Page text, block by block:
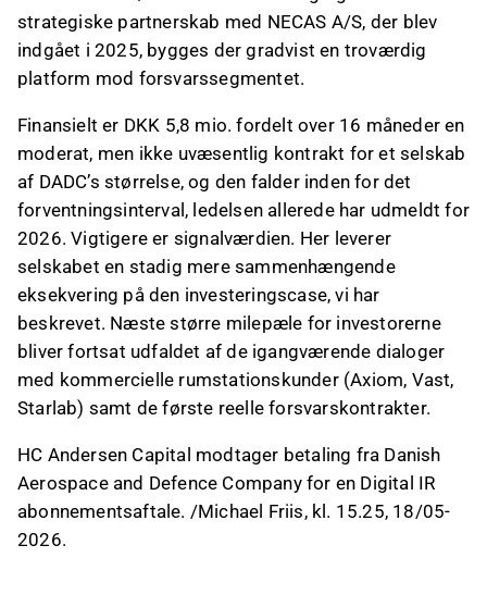
strategiske partnerskab med NECAS A/S, der blev
indgået i 2025, bygges der gradvist en troværdig
platform mod forsvarssegmentet.
Finansielt er DKK 5,8 mio. fordelt over 16 måneder en
moderat, men ikke uvæsentlig kontrakt for et selskab
af DADC’s størrelse, og den falder inden for det
forventningsinterval, ledelsen allerede har udmeldt for
2026. Vigtigere er signalværdien. Her leverer
selskabet en stadig mere sammenhængende
eksekvering på den investeringscase, vi har
beskrevet. Næste større milepæle for investorerne
bliver fortsat udfaldet af de igangværende dialoger
med kommercielle rumstationskunder (Axiom, Vast,
Starlab) samt de første reelle forsvarskontrakter.
HC Andersen Capital modtager betaling fra Danish
Aerospace and Defence Company for en Digital IR
abonnementsaftale. /Michael Friis, kl. 15.25, 18/05-
2026.